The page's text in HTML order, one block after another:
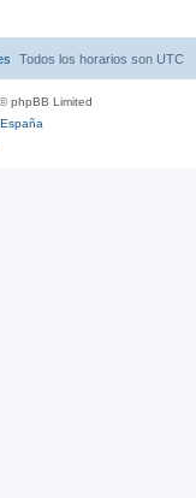
Todos los horarios son UTC
phpBB Limited